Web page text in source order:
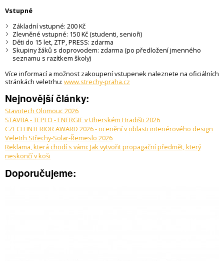
Vstupné
Základní vstupné: 200 Kč
Zlevněné vstupné: 150 Kč (studenti, senioři)
Děti do 15 let, ZTP, PRESS: zdarma
Skupiny žáků s doprovodem: zdarma (po předložení jmenného
seznamu s razítkem školy)
Více informací a možnost zakoupení vstupenek naleznete na oficiálních
stránkách veletrhu: www.strechy-praha.cz
Nejnovější články:
Stavotech Olomouc 2026
STAVBA - TEPLO - ENERGIE v Uherském Hradišti 2026
CZECH INTERIOR AWARD 2026 - ocenění v oblasti interiérového design
Veletrh Střechy-Solar-Řemeslo 2026
Reklama, která chodí s vámi: Jak vytvořit propagační předmět, který
neskončí v koši
Doporučujeme: